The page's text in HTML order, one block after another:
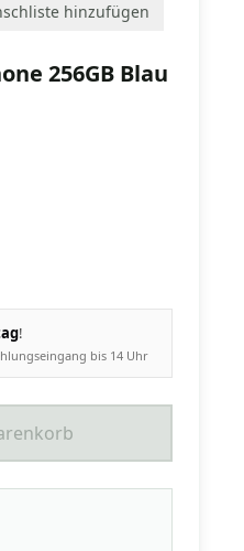
hinzufügen
256GB Blau
!
bis 14 Uhr